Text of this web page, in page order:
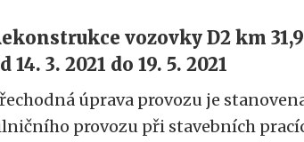
vozovky D2 km
14. 3. 2021 do 19. 5. 2021
úprava provozu je
provozu při stavebních